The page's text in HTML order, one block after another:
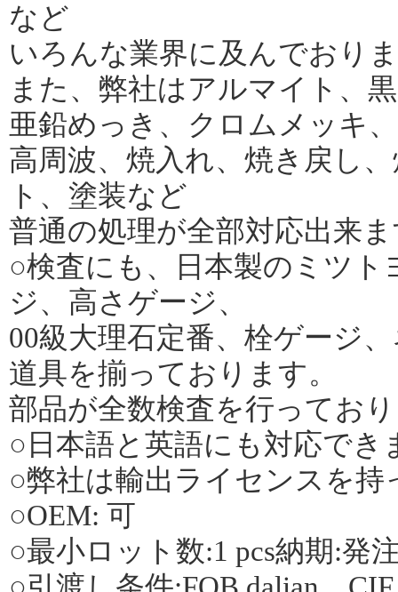
など
いろんな業界に及んでおり
また、弊社はアルマイト、
亜鉛めっき、クロムメッキ、
高周波、焼入れ、焼き戻し
ト、塗装など
普通の処理が全部対応出来
○検査にも、日本製のミツ
ジ、高さゲージ、
00級大理石定番、栓ゲージ
道具を揃っております。
部品が全数検査を行ってお
○日本語と英語にも対応でき
○弊社は輸出ライセンスを持
○OEM: 可
○最小ロット数:1 pcs納期:発